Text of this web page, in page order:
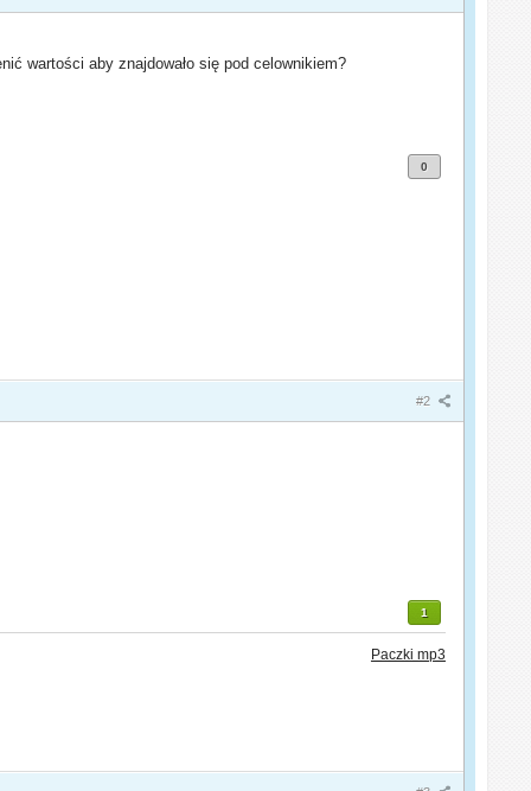
wartości aby znajdowało się pod celownikiem?
0
#2
1
Paczki mp3